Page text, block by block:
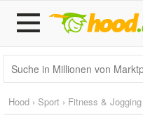
Hood › Sport › Fitness & Jogging